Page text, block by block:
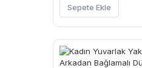
Sepete Ekle